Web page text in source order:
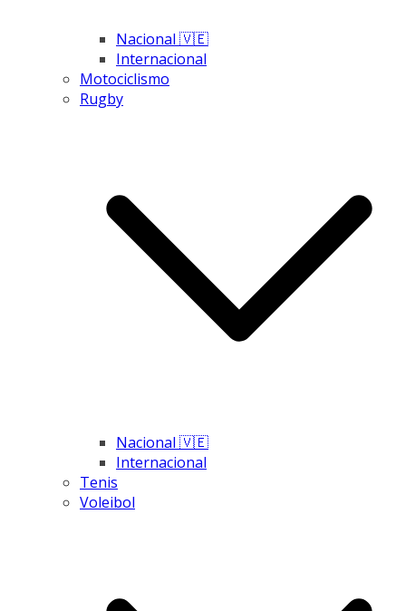
Nacional 🇻🇪
Internacional
Motociclismo
Rugby
Nacional 🇻🇪
Internacional
Tenis
Voleibol